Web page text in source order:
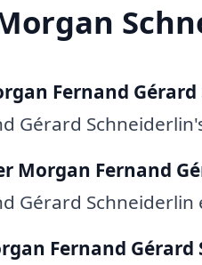
Fernand
Gérard
Morgan Fernand
Gérard
Fernand Gérard